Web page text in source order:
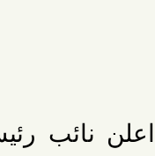
اعلن نائب